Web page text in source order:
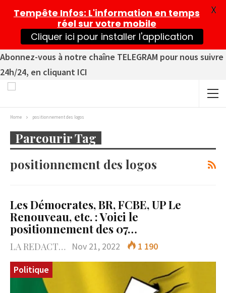
Abonnez-vous à notre chaîne TELEGRAM pour nous suivre
24h/24, en cliquant ICI
Home positionnement des logos
Parcourir Tag
positionnement des logos
Les Démocrates, BR, FCBE, UP Le
Renouveau, etc. : Voici le
positionnement des 07…
LA REDACTION Nov 21, 2022
1 190
Politique
Tempête Infos: L'information en temps
réel sur votre mobile
Cliquer ici pour installer l'application
X